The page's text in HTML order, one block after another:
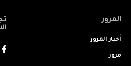
المرور
أخبار المرور
مرور